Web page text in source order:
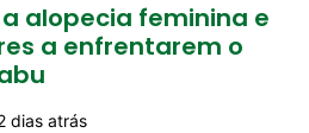
alopecia feminina e
a enfrentarem o
dias atrás